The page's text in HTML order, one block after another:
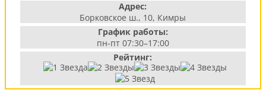
Адрес:
Борковское ш., 10, Кимры
График работы:
пн-пт 07:30–17:00
Рейтинг: